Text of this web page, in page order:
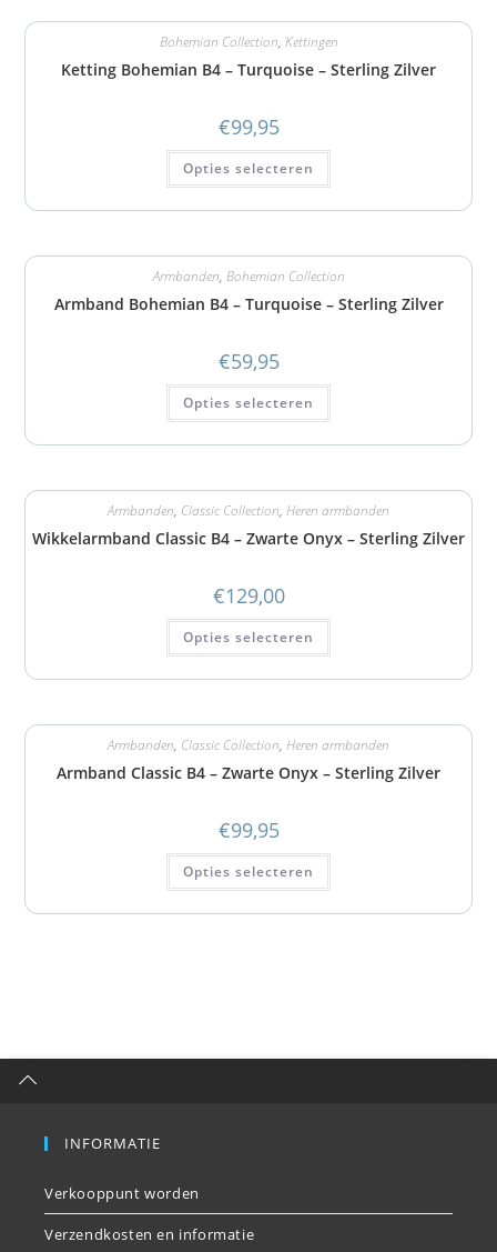
Bohemian Collection, Kettingen
Ketting Bohemian B4 – Turquoise – Sterling Zilver
€99,95
Opties selecteren
Armbanden, Bohemian Collection
Armband Bohemian B4 – Turquoise – Sterling Zilver
€59,95
Opties selecteren
Armbanden, Classic Collection, Heren armbanden
Wikkelarmband Classic B4 – Zwarte Onyx – Sterling Zilver
€129,00
Opties selecteren
Armbanden, Classic Collection, Heren armbanden
Armband Classic B4 – Zwarte Onyx – Sterling Zilver
€99,95
Opties selecteren
INFORMATIE
Verkooppunt worden
Verzendkosten en informatie